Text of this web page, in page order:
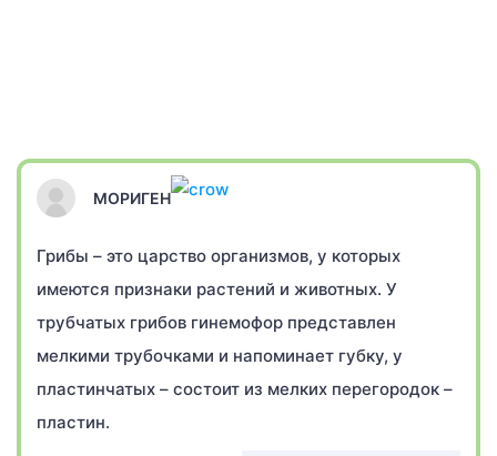
МОРИГЕН
Грибы – это царство организмов, у которых
имеются признаки растений и животных. У
трубчатых грибов гинемофор представлен
мелкими трубочками и напоминает губку, у
пластинчатых – состоит из мелких перегородок –
пластин.